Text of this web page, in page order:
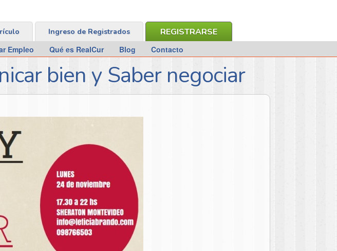
REGISTRARSE
Ingreso de Registrados
Empleo Qué es RealCur Blog Contacto
bien y Saber negociar